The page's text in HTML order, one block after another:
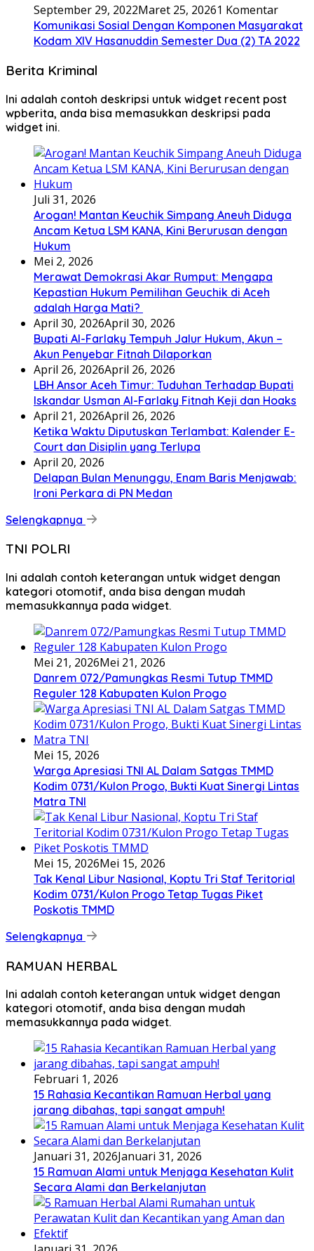
September 29, 2022Maret 25, 20261 Komentar
Komunikasi Sosial Dengan Komponen Masyarakat
Kodam XIV Hasanuddin Semester Dua (2) TA 2022
Berita Kriminal
Ini adalah contoh deskripsi untuk widget recent post
wpberita, anda bisa memasukkan deskripsi pada
widget ini.
Juli 31, 2026
Arogan! Mantan Keuchik Simpang Aneuh Diduga
Ancam Ketua LSM KANA, Kini Berurusan dengan
Hukum
Mei 2, 2026
Merawat Demokrasi Akar Rumput: Mengapa
Kepastian Hukum Pemilihan Geuchik di Aceh
adalah Harga Mati? ‎
April 30, 2026April 30, 2026
Bupati Al-Farlaky Tempuh Jalur Hukum, Akun –
Akun Penyebar Fitnah Dilaporkan
April 26, 2026April 26, 2026
LBH Ansor Aceh Timur: Tuduhan Terhadap Bupati
Iskandar Usman Al-Farlaky Fitnah Keji dan Hoaks
April 21, 2026April 26, 2026
Ketika Waktu Diputuskan Terlambat: Kalender E-
Court dan Disiplin yang Terlupa
April 20, 2026
Delapan Bulan Menunggu, Enam Baris Menjawab:
Ironi Perkara di PN Medan
Selengkapnya
TNI POLRI
Ini adalah contoh keterangan untuk widget dengan
kategori otomotif, anda bisa dengan mudah
memasukkannya pada widget.
Mei 21, 2026Mei 21, 2026
Danrem 072/Pamungkas Resmi Tutup TMMD
Reguler 128 Kabupaten Kulon Progo
Mei 15, 2026
Warga Apresiasi TNI AL Dalam Satgas TMMD
Kodim 0731/Kulon Progo, Bukti Kuat Sinergi Lintas
Matra TNI
Mei 15, 2026Mei 15, 2026
Tak Kenal Libur Nasional, Koptu Tri Staf Teritorial
Kodim 0731/Kulon Progo Tetap Tugas Piket
Poskotis TMMD
Selengkapnya
RAMUAN HERBAL
Ini adalah contoh keterangan untuk widget dengan
kategori otomotif, anda bisa dengan mudah
memasukkannya pada widget.
Februari 1, 2026
15 Rahasia Kecantikan Ramuan Herbal yang
jarang dibahas, tapi sangat ampuh!
Januari 31, 2026Januari 31, 2026
15 Ramuan Alami untuk Menjaga Kesehatan Kulit
Secara Alami dan Berkelanjutan